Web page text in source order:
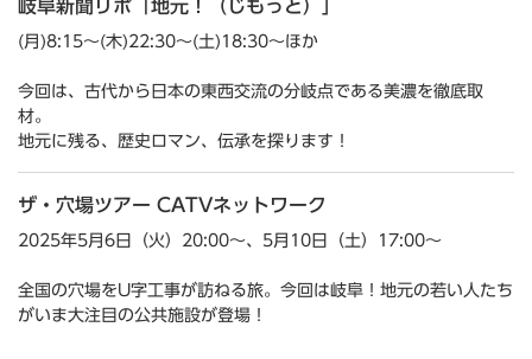
岐阜新聞リポ「地元！（じもっと）」
(月)8:15～(木)22:30～(土)18:30～ほか
今回は、古代から日本の東西交流の分岐点である美濃を徹底取
材。
地元に残る、歴史ロマン、伝承を探ります！
ザ・穴場ツアー CATVネットワーク
2025年5月6日（火）20:00～、5月10日（土）17:00～
全国の穴場をU字工事が訪ねる旅。今回は岐阜！地元の若い人たち
がいま大注目の公共施設が登場！